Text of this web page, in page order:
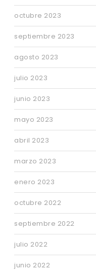
octubre 2023
septiembre 2023
agosto 2023
julio 2023
junio 2023
mayo 2023
abril 2023
marzo 2023
enero 2023
octubre 2022
septiembre 2022
julio 2022
junio 2022